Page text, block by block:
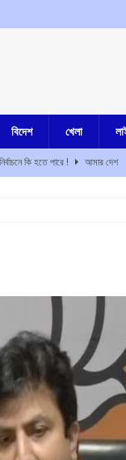
বিদেশ খেলা
কি হতে পারে !
আমার দেশ
দেশদ্রোহী নয়, তরুণদের পাশে
একই পরিবারের ৩ সদস্যকে